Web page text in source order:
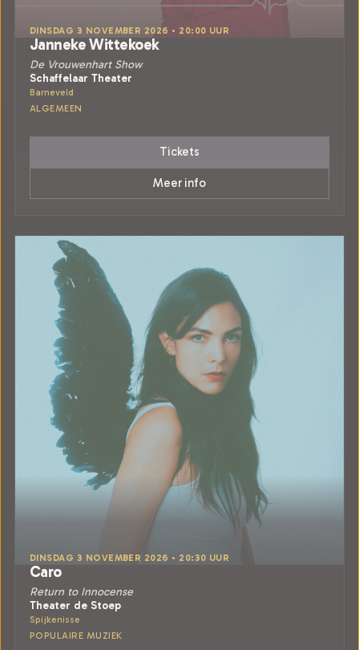
DINSDAG 3 NOVEMBER 2026 • 20:00 UUR
Janneke Wittekoek
De Vrouwenhart Show
Schaffelaar Theater
Barneveld
ALGEMEEN
Tickets
Meer info
DINSDAG 3 NOVEMBER 2026 • 20:30 UUR
Caro
Return to Innocense
Theater de Stoep
Spijkenisse
POPULAIRE MUZIEK